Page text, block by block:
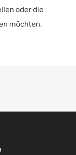
oder die
möchten.